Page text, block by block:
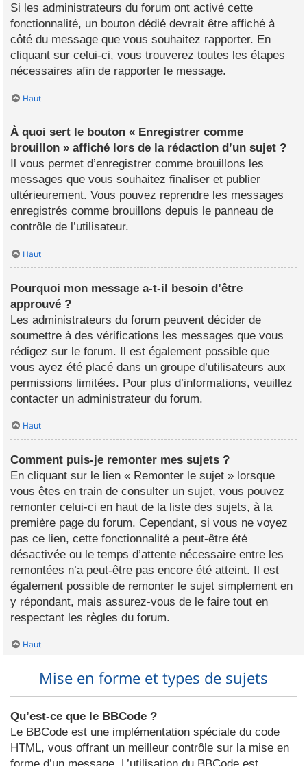
Si les administrateurs du forum ont activé cette
fonctionnalité, un bouton dédié devrait être affiché à
côté du message que vous souhaitez rapporter. En
cliquant sur celui-ci, vous trouverez toutes les étapes
nécessaires afin de rapporter le message.
Haut
À quoi sert le bouton « Enregistrer comme
brouillon » affiché lors de la rédaction d’un sujet ?
Il vous permet d’enregistrer comme brouillons les
messages que vous souhaitez finaliser et publier
ultérieurement. Vous pouvez reprendre les messages
enregistrés comme brouillons depuis le panneau de
contrôle de l’utilisateur.
Haut
Pourquoi mon message a-t-il besoin d’être
approuvé ?
Les administrateurs du forum peuvent décider de
soumettre à des vérifications les messages que vous
rédigez sur le forum. Il est également possible que
vous ayez été placé dans un groupe d’utilisateurs aux
permissions limitées. Pour plus d’informations, veuillez
contacter un administrateur du forum.
Haut
Comment puis-je remonter mes sujets ?
En cliquant sur le lien « Remonter le sujet » lorsque
vous êtes en train de consulter un sujet, vous pouvez
remonter celui-ci en haut de la liste des sujets, à la
première page du forum. Cependant, si vous ne voyez
pas ce lien, cette fonctionnalité a peut-être été
désactivée ou le temps d’attente nécessaire entre les
remontées n’a peut-être pas encore été atteint. Il est
également possible de remonter le sujet simplement en
y répondant, mais assurez-vous de le faire tout en
respectant les règles du forum.
Haut
Mise en forme et types de sujets
Qu’est-ce que le BBCode ?
Le BBCode est une implémentation spéciale du code
HTML, vous offrant un meilleur contrôle sur la mise en